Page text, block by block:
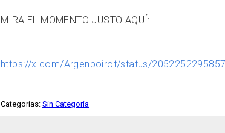
MIRA EL MOMENTO JUSTO AQUÍ:
https://x.com/Argenpoirot/status/
Categorías: Sin Categoría